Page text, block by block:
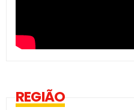
REGIÃO